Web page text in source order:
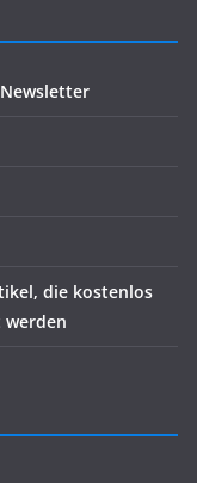
die kostenlos